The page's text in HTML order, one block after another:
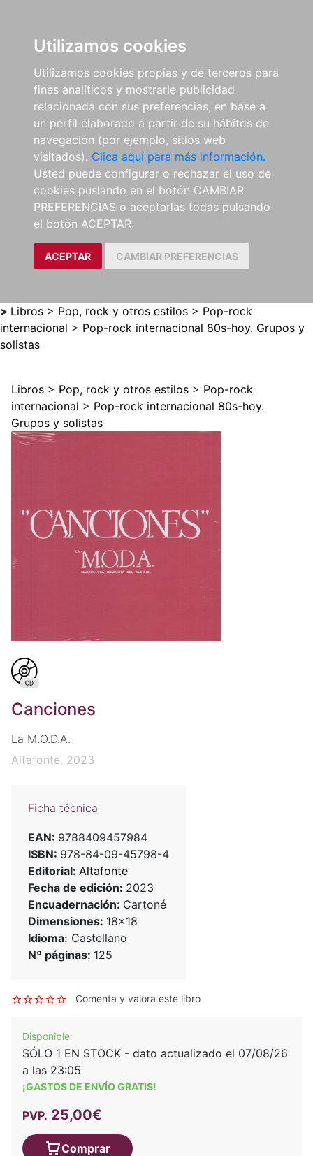
Utilizamos cookies
Utilizamos cookies propias y de terceros para
fines analíticos y mostrarle publicidad
relacionada con sus preferencias, en base a
un perfil elaborado a partir de su hábitos de
navegación (por ejemplo, sitios web
visitados). Clica aquí para más información.
Usted puede configurar o rechazar el uso de
cookies puslando en el botón CAMBIAR
PREFERENCIAS o aceptarlas todas pulsando
el botón ACEPTAR.
ACEPTAR CAMBIAR PREFERENCIAS
> Libros > Pop, rock y otros estilos > Pop-rock
internacional > Pop-rock internacional 80s-hoy. Grupos y
solistas
Libros > Pop, rock y otros estilos > Pop-rock
internacional > Pop-rock internacional 80s-hoy.
Grupos y solistas
Canciones
La M.O.D.A.
Altafonte. 2023
Ficha técnica
EAN: 9788409457984
ISBN: 978-84-09-45798-4
Editorial: Altafonte
Fecha de edición: 2023
Encuadernación: Cartoné
Dimensiones: 18x18
Idioma: Castellano
Nº páginas: 125
Comenta y valora este libro
Disponible
SÓLO 1 EN STOCK - dato actualizado el 07/08/26
a las 23:05
¡GASTOS DE ENVÍO GRATIS!
PVP. 25,00€
Comprar